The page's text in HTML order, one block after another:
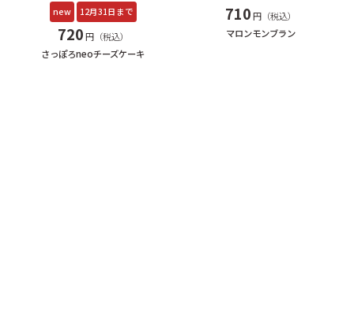
new 12月31日まで
720円（税込）
さっぽろneoチーズケーキ
710円（税込）
マロンモンブラン